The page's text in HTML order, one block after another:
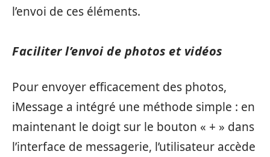
l’envoi de ces éléments.
Faciliter l’envoi de photos et vidéos
Pour envoyer efficacement des photos,
iMessage a intégré une méthode simple : en
maintenant le doigt sur le bouton « + » dans
l’interface de messagerie, l’utilisateur accède